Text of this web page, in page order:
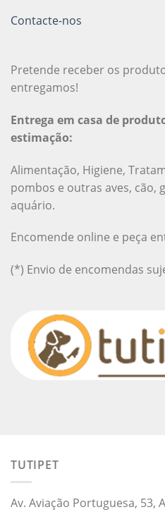
Contacte-nos
Pretende receber os
entregamos!
Entrega em casa de
estimação:
Alimentação, Higiene,
pombos e outras aves, cão,
aquário.
Encomende online e peça
(*) Envio de encomendas
TUTIPET
Av. Aviação Portuguesa, 53,